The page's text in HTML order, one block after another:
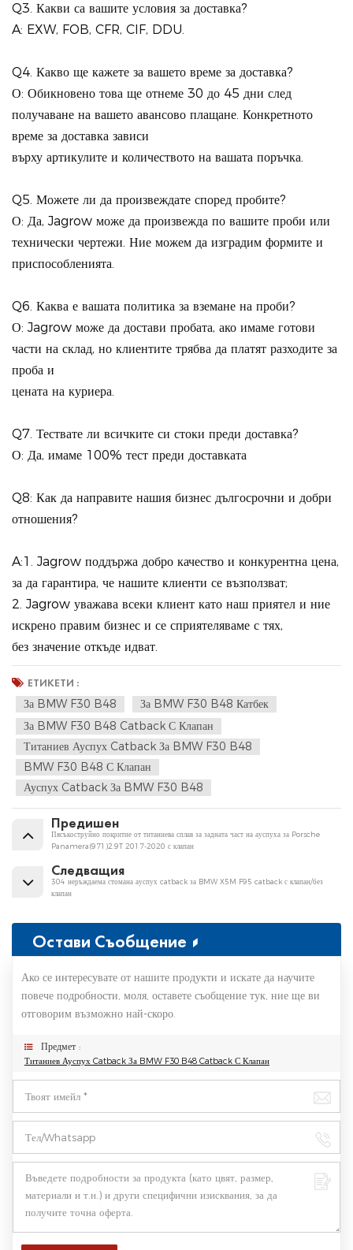
Q3. Какви са вашите условия за доставка?
A: EXW, FOB, CFR, CIF, DDU.
Q4. Какво ще кажете за вашето време за доставка?
О: Обикновено това ще отнеме 30 до 45 дни след
получаване на вашето авансово плащане. Конкретното
време за доставка зависи
върху артикулите и количеството на вашата поръчка.
Q5. Можете ли да произвеждате според пробите?
О: Да, Jagrow може да произвежда по вашите проби или
технически чертежи. Ние можем да изградим формите и
приспособленията.
Q6. Каква е вашата политика за вземане на проби?
О: Jagrow може да достави пробата, ако имаме готови
части на склад, но клиентите трябва да платят разходите за
проба и
цената на куриера.
Q7. Тествате ли всичките си стоки преди доставка?
О: Да, имаме 100% тест преди доставката
Q8: Как да направите нашия бизнес дългосрочни и добри
отношения?
A:1. Jagrow поддържа добро качество и конкурентна цена,
за да гарантира, че нашите клиенти се възползват;
2. Jagrow уважава всеки клиент като наш приятел и ние
искрено правим бизнес и се сприятеляваме с тях,
без значение откъде идват.
ЕТИКЕТИ :
За BMW F30 B48
За BMW F30 B48 Катбек
За BMW F30 B48 Catback С Клапан
Титаниев Ауспух Catback За BMW F30 B48
BMW F30 B48 С Клапан
Ауспух Catback За BMW F30 B48
Предишен
Пясъкоструйно покритие от титаниева сплав за задната част на ауспуха за Porsche
Panamera(971)2.9T 2017-2020 с клапан
Следващия
304 неръждаема стомана ауспух catback за BMW X5M F95 catback с клапан/без
клапан
Остави Съобщение
Ако се интересувате от нашите продукти и искате да научите
повече подробности, моля, оставете съобщение тук, ние ще ви
отговорим възможно най-скоро.
Предмет :
Титаниев Ауспух Catback За BMW F30 B48 Catback С Клапан